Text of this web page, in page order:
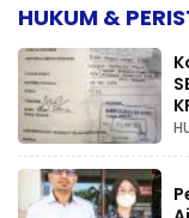
HUKUM &